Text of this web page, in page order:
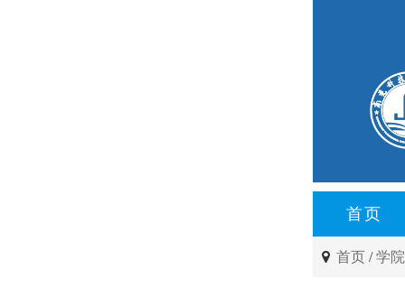
首页
首页 /学